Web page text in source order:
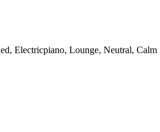
Electricpiano, Lounge, Neutral, Calm